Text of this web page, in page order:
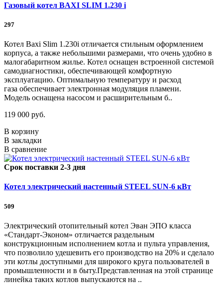
Газовый котел BAXI SLIM 1.230 i
297
Котел Baxi Slim 1.230i отличается стильным оформлением
корпуса, а также небольшими размерами, что очень удобно в
малогабаритном жилье. Котел оснащен встроенной системой
самодиагностики, обеспечивающей комфортную
эксплуатацию. Оптимальную температуру и расход
газа обеспечивает электронная модуляция пламени.
Модель оснащена насосом и расширительным б..
119 000 руб.
В корзину
В закладки
В сравнение
Срок поставки 2-3 дня
Котел электрический настенный STEEL SUN-6 кВт
509
Электрический отопительный котел Эван ЭПО класса
«Стандарт-Эконом» отличается раздельным
конструкционным исполнением котла и пульта управления,
что позволило удешевить его производство на 20% и сделало
эти котлы доступными для широкого круга пользователей в
промышленности и в быту.Представленная на этой странице
линейка таких котлов выпускаются на ..